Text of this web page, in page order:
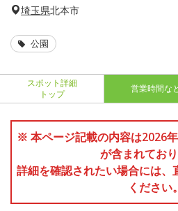
埼玉県北本市
公園
スポット詳細
トップ
営業時間な
※ 本ページ記載の内容は2026
が含まれており
詳細を確認されたい場合には、
ください。